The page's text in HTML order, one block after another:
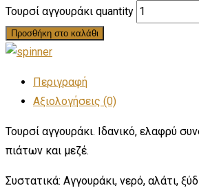
Τουρσί αγγουράκι quantity
Προσθήκη στο καλάθι
Περιγραφή
Αξιολογήσεις (0)
Τουρσί αγγουράκι. Ιδανικό, ελαφρύ
πιάτων και μεζέ.
Συστατικά: Αγγουράκι, νερό, αλάτι,